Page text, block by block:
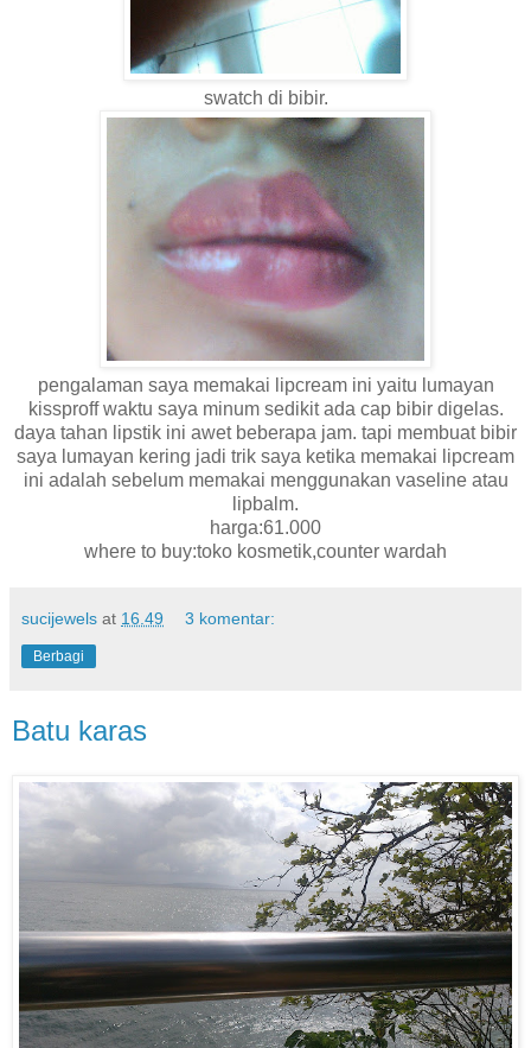
swatch di bibir.
pengalaman saya memakai lipcream ini yaitu lumayan
kissproff waktu saya minum sedikit ada cap bibir digelas.
daya tahan lipstik ini awet beberapa jam. tapi membuat bibir
saya lumayan kering jadi trik saya ketika memakai lipcream
ini adalah sebelum memakai menggunakan vaseline atau
lipbalm.
harga:61.000
where to buy:toko kosmetik,counter wardah
sucijewels at 16.49 3 komentar:
Berbagi
Batu karas